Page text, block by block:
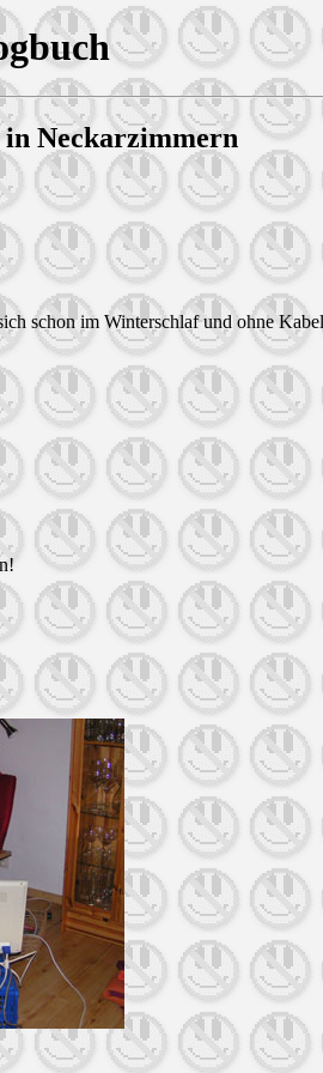
in Neckarzimmern
schon im Winterschlaf und ohne